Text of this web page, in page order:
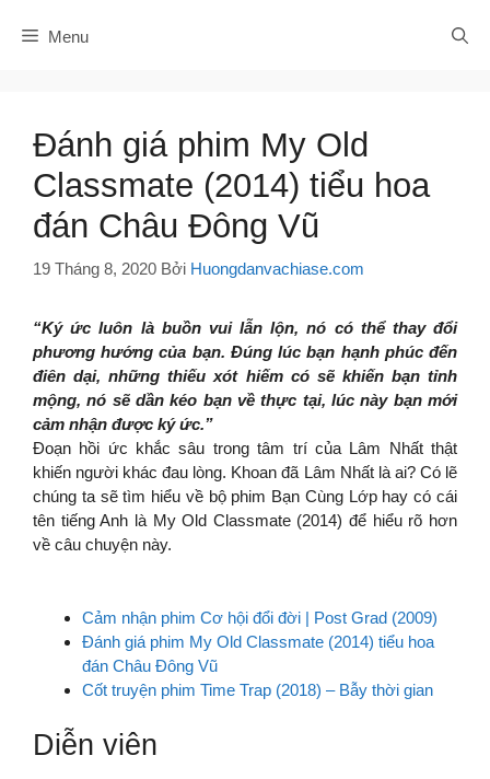
Menu
Đánh giá phim My Old
Classmate (2014) tiểu hoa
đán Châu Đông Vũ
19 Tháng 8, 2020 Bởi Huongdanvachiase.com
“Ký ức luôn là buồn vui lẫn lộn, nó có thể thay đổi
phương hướng của bạn. Đúng lúc bạn hạnh phúc đến
điên dại, những thiếu xót hiếm có sẽ khiến bạn tỉnh
mộng, nó sẽ dần kéo bạn về thực tại, lúc này bạn mới
cảm nhận được ký ức.”
Đoạn hồi ức khắc sâu trong tâm trí của Lâm Nhất thật
khiến người khác đau lòng. Khoan đã Lâm Nhất là ai? Có lẽ
chúng ta sẽ tìm hiểu về bộ phim Bạn Cùng Lớp hay có cái
tên tiếng Anh là My Old Classmate (2014) để hiểu rõ hơn
về câu chuyện này.
Cảm nhận phim Cơ hội đổi đời | Post Grad (2009)
Đánh giá phim My Old Classmate (2014) tiểu hoa
đán Châu Đông Vũ
Cốt truyện phim Time Trap (2018) – Bẫy thời gian
Diễn viên